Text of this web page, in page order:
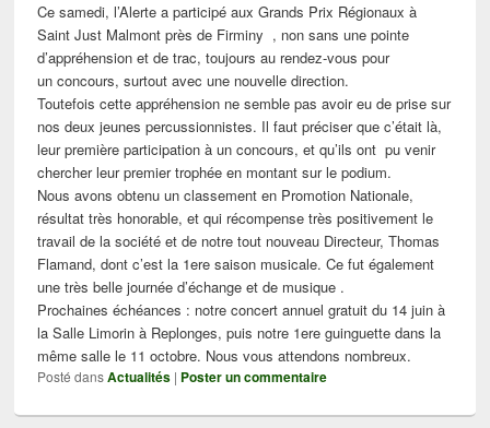
Ce samedi, l’Alerte a participé aux Grands Prix Régionaux à
Saint Just Malmont près de Firminy , non sans une pointe
d’appréhension et de trac, toujours au rendez-vous pour
un concours, surtout avec une nouvelle direction.
Toutefois cette appréhension ne semble pas avoir eu de prise sur
nos deux jeunes percussionnistes. Il faut préciser que c’était là,
leur première participation à un concours, et qu’ils ont pu venir
chercher leur premier trophée en montant sur le podium.
Nous avons obtenu un classement en Promotion Nationale,
résultat très honorable, et qui récompense très positivement le
travail de la société et de notre tout nouveau Directeur, Thomas
Flamand, dont c’est la 1ere saison musicale. Ce fut également
une très belle journée d’échange et de musique .
Prochaines échéances : notre concert annuel gratuit du 14 juin à
la Salle Limorin à Replonges, puis notre 1ere guinguette dans la
même salle le 11 octobre. Nous vous attendons nombreux.
Posté dans Actualités | Poster un commentaire